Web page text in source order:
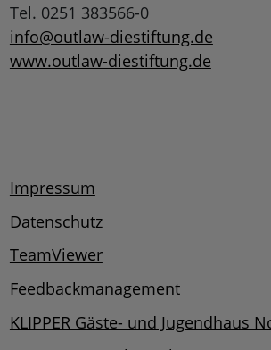
Tel. 0251 383566-0
info@outlaw-diestiftung.de
www.outlaw-diestiftung.de
Impressum
Datenschutz
TeamViewer
Feedbackmanagement
KLIPPER Gäste- und Jugendhaus